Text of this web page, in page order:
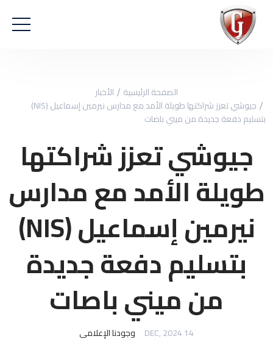
الصفحة الرئيسية
الأخبار
جيوشي تعزز شراكتها طويلة الأمد مع مدارس نيرمين إسماعيل (NIS)
بتسليم دفعة جديدة من ميني باصات
جيوشي تعزز شراكتها
طويلة الأمد مع مدارس
نيرمين إسماعيل (NIS)
بتسليم دفعة جديدة
من ميني باصات
14 DEC, 2024 وجودنا الإعلامي